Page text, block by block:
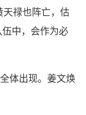
天禄也阵亡，估
中，会作为必
体出现。姜文焕